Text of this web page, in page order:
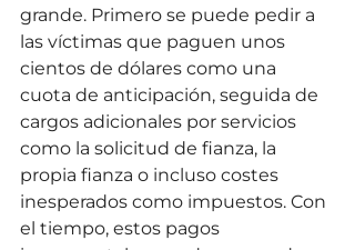
grande. Primero se puede pedir a
las víctimas que paguen unos
cientos de dólares como una
cuota de anticipación, seguida de
cargos adicionales por servicios
como la solicitud de fianza, la
propia fianza o incluso costes
inesperados como impuestos. Con
el tiempo, estos pagos